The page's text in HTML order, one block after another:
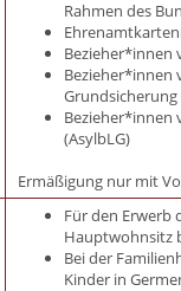
Rahmen des
Bezieher*innen
Bezieher*innen
Grundsicherung
Bezieher*innen
(AsylbLG)
Ermäßigung nur mit
Für den Erwerb
Hauptwohnsitz
Bei der
Kinder in